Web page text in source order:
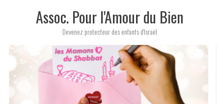
Assoc. Pour l'Amour du Bien
Devenez protecteur des enfants d'Israël